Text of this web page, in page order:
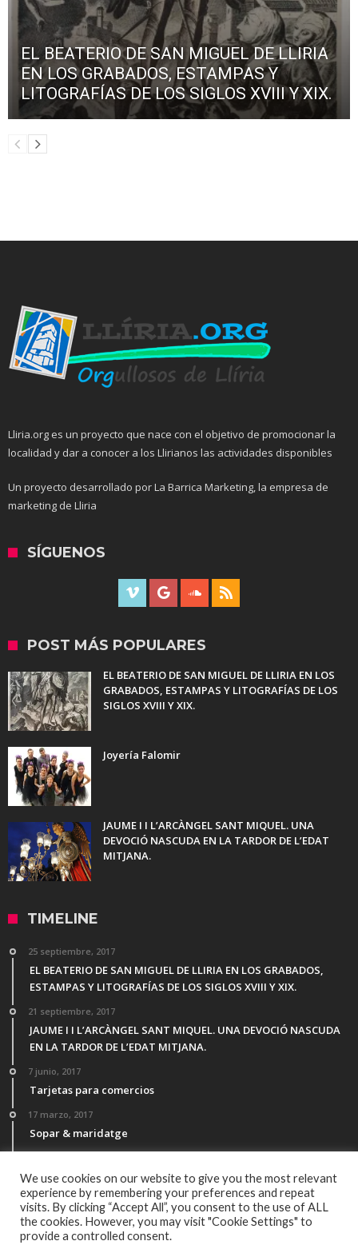
EL BEATERIO DE SAN MIGUEL DE LLIRIA
EN LOS GRABADOS, ESTAMPAS Y
LITOGRAFÍAS DE LOS SIGLOS XVIII Y XIX.
Lliria.org es un proyecto que nace con el objetivo de promocionar la
localidad y dar a conocer a los Llirianos las actividades disponibles
Un proyecto desarrollado por La Barrica Marketing, la empresa de
marketing de Lliria
SÍGUENOS
POST MÁS POPULARES
EL BEATERIO DE SAN MIGUEL DE LLIRIA EN LOS
GRABADOS, ESTAMPAS Y LITOGRAFÍAS DE LOS
SIGLOS XVIII Y XIX.
Joyería Falomir
JAUME I I L’ARCÀNGEL SANT MIQUEL. UNA
DEVOCIÓ NASCUDA EN LA TARDOR DE L’EDAT
MITJANA.
TIMELINE
25 septiembre, 2017
EL BEATERIO DE SAN MIGUEL DE LLIRIA EN LOS GRABADOS,
ESTAMPAS Y LITOGRAFÍAS DE LOS SIGLOS XVIII Y XIX.
21 septiembre, 2017
JAUME I I L’ARCÀNGEL SANT MIQUEL. UNA DEVOCIÓ NASCUDA
EN LA TARDOR DE L’EDAT MITJANA.
7 junio, 2017
Tarjetas para comercios
17 marzo, 2017
Sopar & maridatge
Menú Desgutación Segle XXI
We use cookies on our website to give you the most relevant
experience by remembering your preferences and repeat
visits. By clicking “Accept All”, you consent to the use of ALL
the cookies. However, you may visit "Cookie Settings" to
provide a controlled consent.